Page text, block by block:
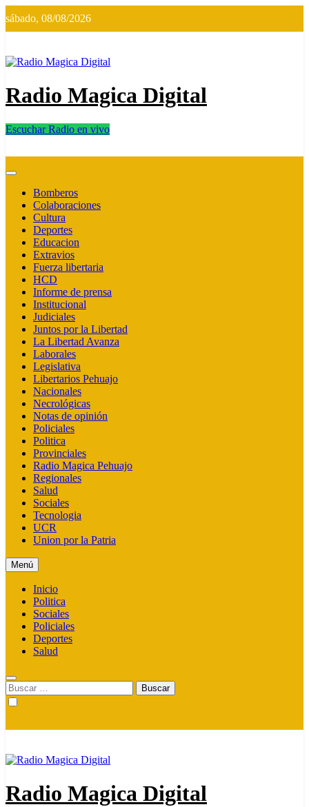
al
contenido
sábado, 08/08/2026
Radio Magica Digital
Escuchar Radio en vivo
Bomberos
Colaboraciones
Cultura
Deportes
Educacion
Extravios
Fuerza libertaria
HCD
Informe de prensa
Institucional
Judiciales
Juntos por la Libertad
La Libertad Avanza
Laborales
Legislativa
Libertarios Pehuajo
Nacionales
Necrológicas
Notas de opinión
Policiales
Politica
Provinciales
Radio Magica Pehuajo
Regionales
Salud
Sociales
Tecnologia
UCR
Union por la Patria
Menú
Inicio
Politica
Sociales
Policiales
Deportes
Salud
Buscar:
Radio Magica Digital